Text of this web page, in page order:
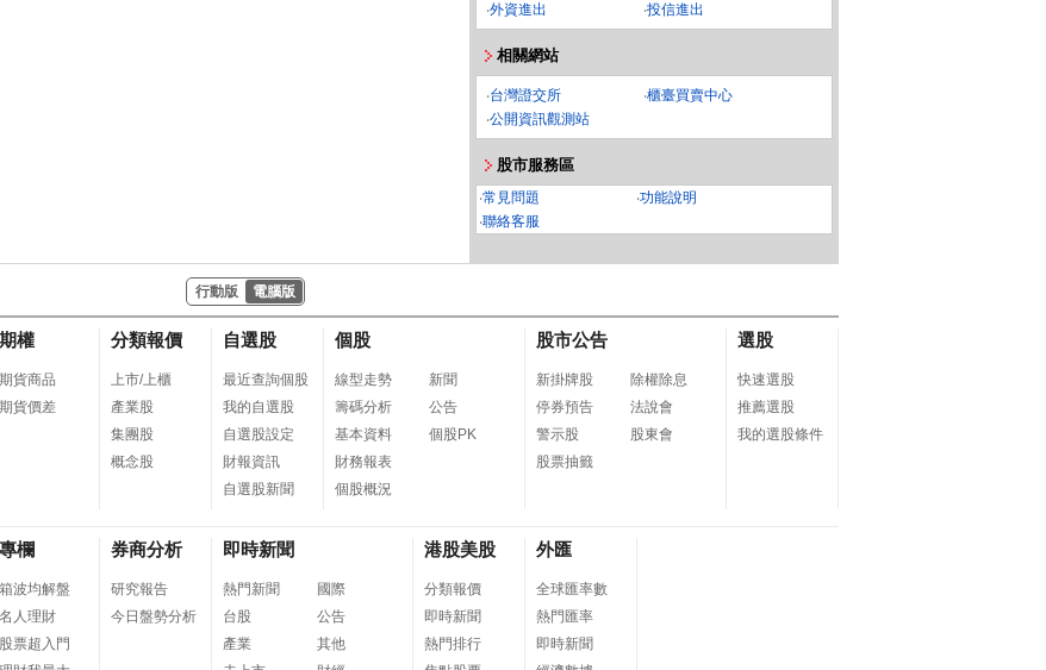
‧外資進出 ‧投信進出
相關網站
‧台灣證交所 ‧櫃臺買賣中心
‧公開資訊觀測站
股市服務區
‧常見問題 ‧功能說明
‧聯絡客服
行動版 電腦版
期權
期貨商品
期貨價差
分類報價
上市/上櫃
產業股
集團股
概念股
自選股
最近查詢個股
我的自選股
自選股設定
財報資訊
自選股新聞
個股
線型走勢
籌碼分析
基本資料
財務報表
個股概況
新聞
公告
個股PK
股市公告
新掛牌股
停券預告
警示股
股票抽籤
除權除息
法說會
股東會
選股
快速選股
推薦選股
我的選股條件
專欄
箱波均解盤
名人理財
股票超入門
券商分析
研究報告
今日盤勢分析
即時新聞
熱門新聞
台股
產業
國際
公告
其他
港股美股
分類報價
即時新聞
熱門排行
外匯
全球匯率數
熱門匯率
即時新聞